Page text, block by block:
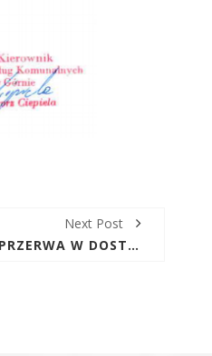
Next Post
OGŁOSZENIE - PRZERWA W DOSTAWIE WODY DNIA 31.01.18R. W MIEJSCOWOŚCI LESZCZYNY